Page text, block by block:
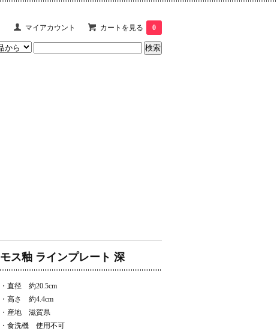
マイアカウント カートを見る 0
モス釉 ラインプレート 深
・直径 約20.5cm
・高さ 約4.4cm
・産地 滋賀県
・食洗機 使用不可